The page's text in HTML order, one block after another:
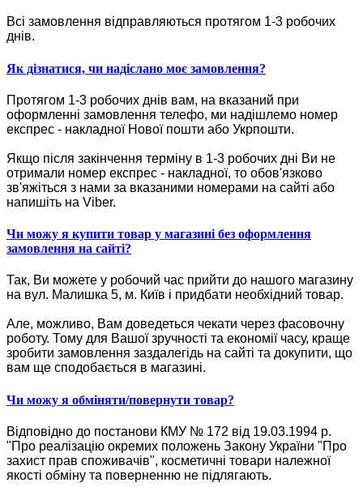
Всі замовлення відправляються протягом 1-3 робочих
днів.
Як дізнатися, чи надіслано моє замовлення?
Протягом 1-3 робочих днів вам, на вказаний при
оформленні замовлення телефо, ми надішлемо номер
експрес - накладної Нової пошти або Укрпошти.
Якщо після закінчення терміну в 1-3 робочих дні Ви не
отримали номер експрес - накладної, то обов'язково
зв'яжіться з нами за вказаними номерами на сайті або
напишіть на Viber.
Чи можу я купити товар у магазині без оформлення
замовлення на сайті?
Так, Ви можете у робочий час прийти до нашого магазину
на вул. Малишка 5, м. Київ і придбати необхідний товар.
Але, можливо, Вам доведеться чекати через фасовочну
роботу. Тому для Вашої зручності та економії часу, краще
зробити замовлення заздалегідь на сайті та докупити, що
вам ще сподобається в магазині.
Чи можу я обміняти/повернути товар?
Відповідно до постанови КМУ № 172 від 19.03.1994 р.
"Про реалізацію окремих положень Закону України "Про
захист прав споживачів", косметичні товари належної
якості обміну та поверненню не підлягають.